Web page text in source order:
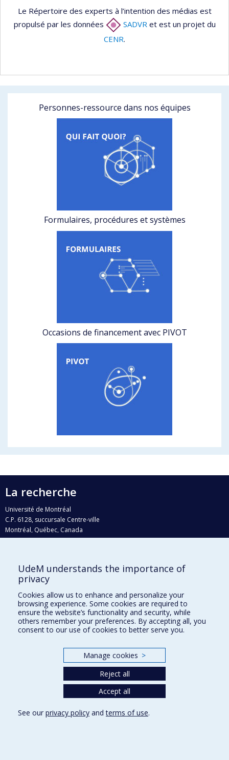
Le Répertoire des experts à l’intention des médias est
propulsé par les données
SADVR et est un projet du
CENR.
Personnes-ressource dans nos équipes
Formulaires, procédures et systèmes
Occasions de financement avec PIVOT
La recherche
Université de Montréal
C.P. 6128, succursale Centre-ville
Montréal, Québec, Canada
H3C 3J7
Qui fait quoi?
Nous trouver
Plan du site
Accessibilité
UdeM understands the importance of
privacy
Cookies allow us to enhance and personalize your
browsing experience. Some cookies are required to
ensure the website’s functionality and security, while
others remember your preferences. By accepting all, you
consent to our use of cookies to better serve you.
Manage cookies >
Reject all
Accept all
See our privacy policy andterms of use.